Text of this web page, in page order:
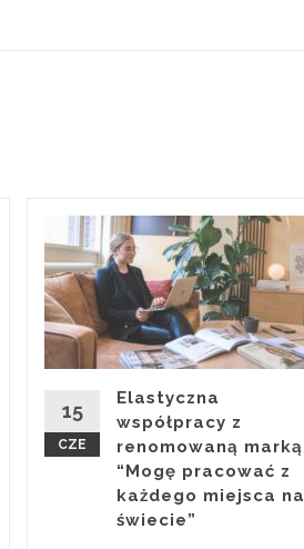
15
CZE
Elastyczna
współpracy z
renomowaną
“Mogę pracować z
każdego miejsca na
świecie”